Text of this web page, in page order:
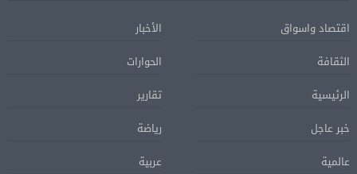
اقتصاد واسواق
الأخبار
الثقافة
الحوارات
الرئيسية
تقارير
خبر عاجل
رياضة
عالمية
عربية